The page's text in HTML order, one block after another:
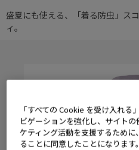
盛夏にも使える、「着る防虫」ス
ィ。
「すべての Cookie を受け入れる
ビゲーションを強化し、サイト
ケティング活動を支援するため
ることに同意したことになります。